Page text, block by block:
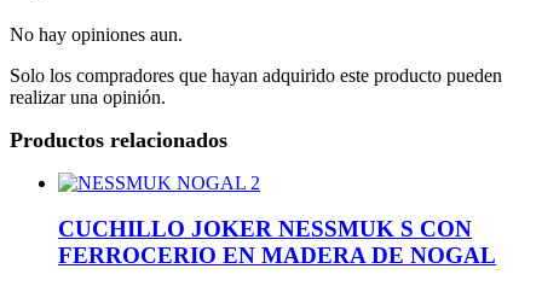
No hay opiniones aun.
Solo los compradores que hayan adquirido este producto pueden
realizar una opinión.
Productos relacionados
CUCHILLO JOKER NESSMUK S CON
FERROCERIO EN MADERA DE NOGAL